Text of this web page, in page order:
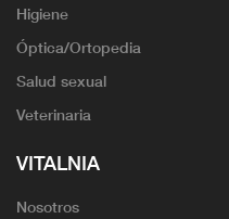
Higiene
Óptica/Ortopedia
Salud sexual
Veterinaria
VITALNIA
Nosotros